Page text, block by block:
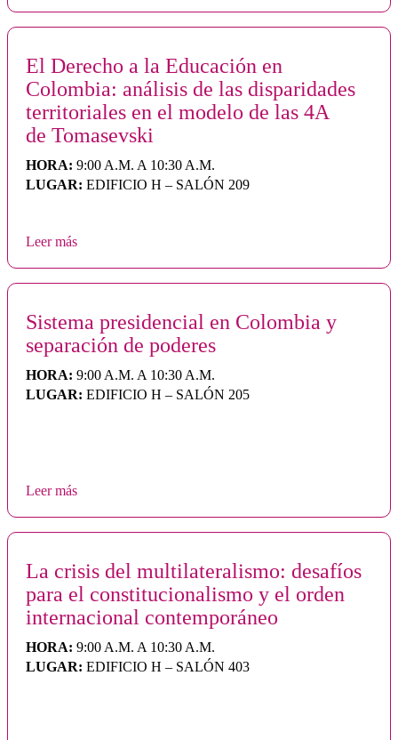
El Derecho a la Educación en
Colombia: análisis de las disparidades
territoriales en el modelo de las 4A
de Tomasevski
HORA: 9:00 A.M. A 10:30 A.M.
LUGAR: EDIFICIO H – SALÓN 209
Leer más
Sistema presidencial en Colombia y
separación de poderes
HORA: 9:00 A.M. A 10:30 A.M.
LUGAR: EDIFICIO H – SALÓN 205
Leer más
La crisis del multilateralismo: desafíos
para el constitucionalismo y el orden
internacional contemporáneo
HORA: 9:00 A.M. A 10:30 A.M.
LUGAR: EDIFICIO H – SALÓN 403